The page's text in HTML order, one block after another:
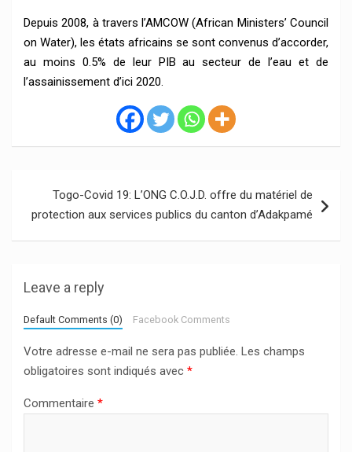
Depuis 2008, à travers l’AMCOW (African Ministers’ Council
on Water), les états africains se sont convenus d’accorder,
au moins 0.5% de leur PIB au secteur de l’eau et de
l’assainissement d’ici 2020.
de
Togo-Covid 19: L’ONG C.O.J.D. offre du matériel de
protection aux services publics du canton d’Adakpamé
Leave a reply
Default Comments (0) Facebook Comments
Votre adresse e-mail ne sera pas publiée. Les champs
obligatoires sont indiqués avec *
Commentaire *